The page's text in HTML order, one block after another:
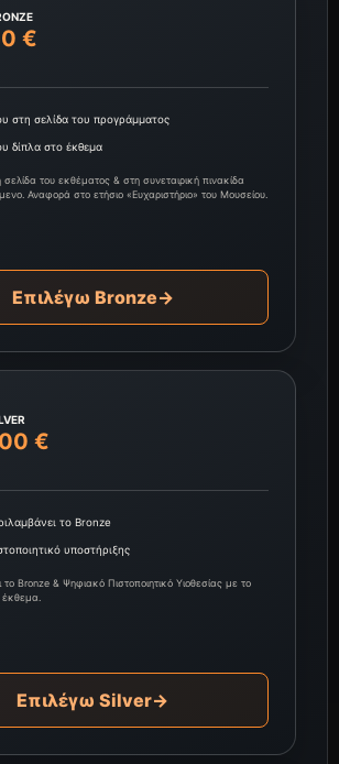
€
στη σελίδα του προγράμματος
δίπλα στο έκθεμα
του εκθέματος & στη συνεταιρική πινακίδα
Αναφορά στο ετήσιο «Ευχαριστήριο» του Μουσείου.
Επιλέγω Bronze→
€
το Bronze
υποστήριξης
το Bronze & Ψηφιακό Πιστοποιητικό Υιοθεσίας με το
Επιλέγω Silver→